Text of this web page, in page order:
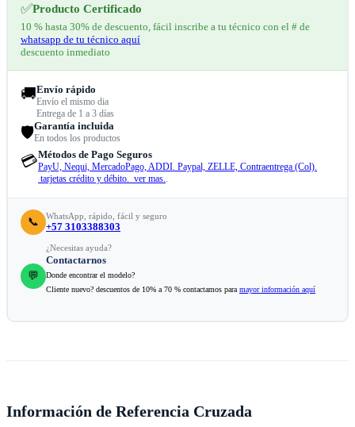
✅Producto Certificado
10 % hasta 30% de descuento, fácil inscribe a tu técnico con el # de
whatsapp de tu técnico aquí
descuento inmediato
🚚Envío rápido
Envío el mismo dia
Entrega de 1 a 3 días
🛡️Garantía incluida
En todos los productos
💳Métodos de Pago Seguros
PayU, Nequi, MercadoPago, ADDI. Paypal, ZELLE, Contraentrega (Col).
tarjetas crédito y débito. ver mas..
📞 WhatsApp, rápido, fácil y seguro
+57 3103388303
💬
¿Necesitas ayuda?
Contactarnos
Donde encontrar el modelo?
Cliente nuevo? descuentos de 10% a 70 % contactamos para mayor información aquí
Información de Referencia Cruzada